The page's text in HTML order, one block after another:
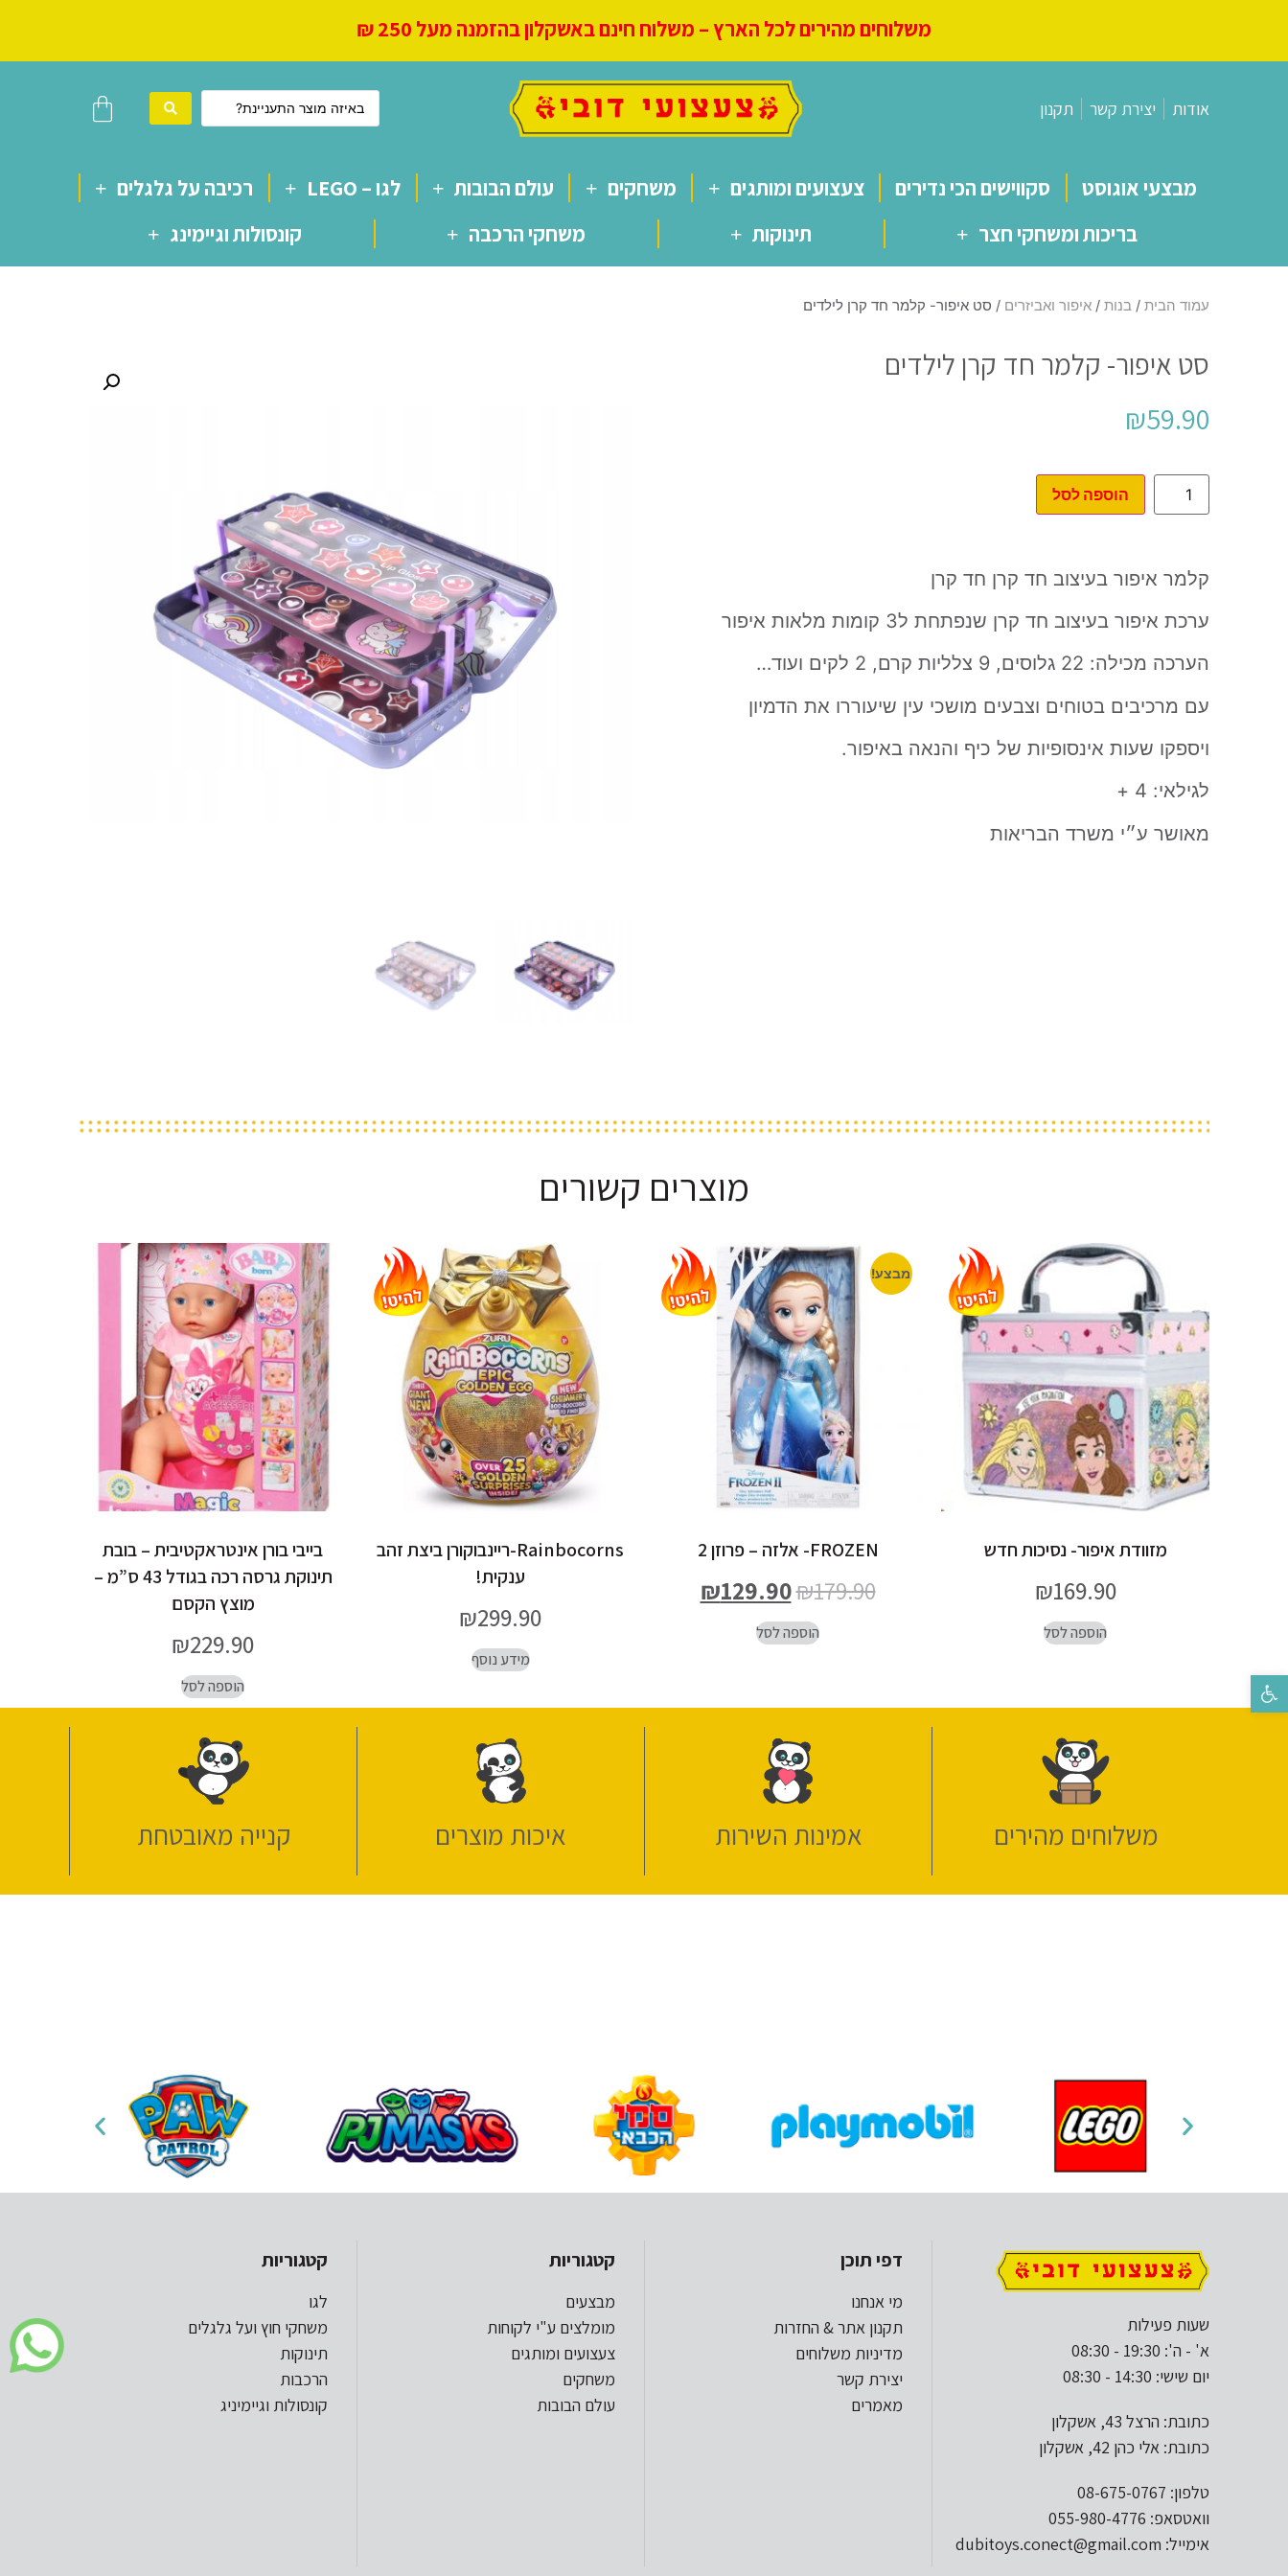
פתח סרגל נגישות
משלוחים מהירים לכל הארץ – משלוח חינם באשקלון בהזמנה מעל 250 ₪
אודות יצירת קשר תקנון
מבצעי אוגוסט סקווישים הכי נדירים צעצועים ומותגים משחקים עולם הבובות לגו – LEGO
רכיבה על גלגלים
בריכות ומשחקי חצר
תינוקות משחקי הרכבה קונסולות וגיימינג
עמוד הבית / בנות / איפור ואביזרים / סט איפור- קלמר חד קרן לילדים
סט איפור- קלמר חד קרן לילדים
₪59.90
הוספה לסל
קלמר איפור בעיצוב חד קרן חד קרן
ערכת איפור בעיצוב חד קרן שנפתחת ל3 קומות מלאות איפור
הערכה מכילה: 22 גלוסים, 9 צלליות קרם, 2 לקים ועוד…
עם מרכיבים בטוחים וצבעים מושכי עין שיעוררו את הדמיון
ויספקו שעות אינסופיות של כיף והנאה באיפור.
לגילאי: 4 +
מאושר ע״י משרד הבריאות
מוצרים קשורים
מזוודת איפור- נסיכות חדש
₪169.90
הוספה לסל
מבצע!
FROZEN- אלזה – פרוזן 2
₪179.90
₪129.90
הוספה לסל
Rainbocorns-ריינבוקורן ביצת זהב
ענקית!
₪299.90
מידע נוסף
בייבי בורן אינטראקטיבית – בובת
תינוקת גרסה רכה בגודל 43 ס”מ –
מוצץ הקסם
₪229.90
הוספה לסל
משלוחים מהירים אמינות השירות איכות מוצרים קנייה מאובטחת
שעות פעילות
א' - ה': 19:30 - 08:30
יום שישי: 14:30 - 08:30
כתובת: הרצל 43, אשקלון
כתובת: אלי כהן 42, אשקלון
טלפון: 08-675-0767
וואטסאפ: 055-980-4776
אימייל: dubitoys.conect@gmail.com
דפי תוכן
מי אנחנו
תקנון אתר & החזרות
מדיניות משלוחים
יצירת קשר
מאמרים
קטגוריות
מבצעים
מומלצים ע"י לקוחות
צעצועים ומותגים
משחקים
עולם הבובות
קטגוריות
לגו
משחקי חוץ ועל גלגלים
תינוקות
הרכבות
קונסולות וגיימיניג